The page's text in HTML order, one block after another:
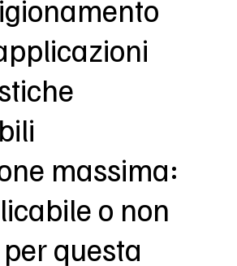
massima:
o non
questa